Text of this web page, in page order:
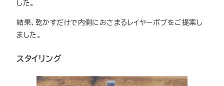
した。
結果、乾かすだけで内側におさまるレイヤーボブをご提案し
ました。
スタイリング